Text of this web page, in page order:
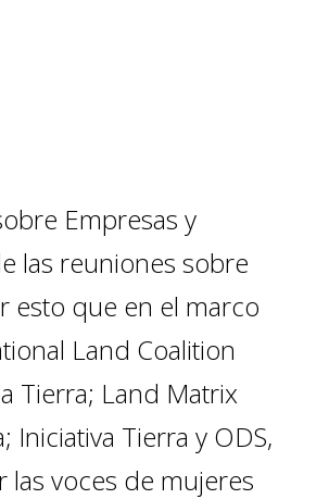
Empresas y
las reuniones sobre
esto que en el marco
Land Coalition
Tierra; Land Matrix
Iniciativa Tierra y ODS,
voces de mujeres